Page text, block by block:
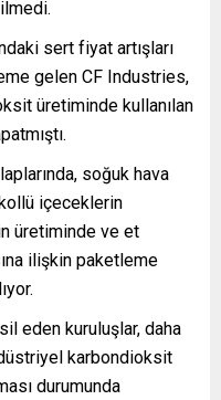
sert fiyat artışları
gelen CF Industries,
üretiminde kullanılan
soğuk hava
içeceklerin
üretiminde ve et
ilişkin paketleme
eden kuruluşlar, daha
karbondioksit
durumunda